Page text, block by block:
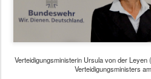
Verteidigungsministerin Ursula von der
Verteidigungsministers